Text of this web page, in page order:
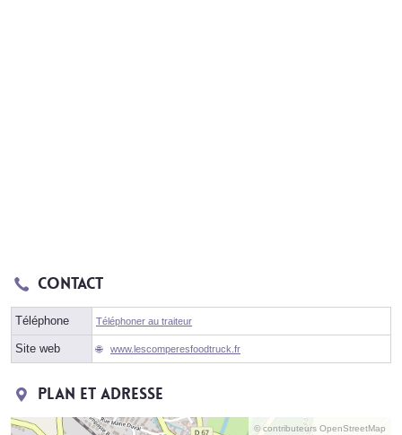
Contact
Téléphone Téléphoner au traiteur
Site web www.lescomperesfoodtruck.fr
Plan et adresse
© contributeurs OpenStreetMap